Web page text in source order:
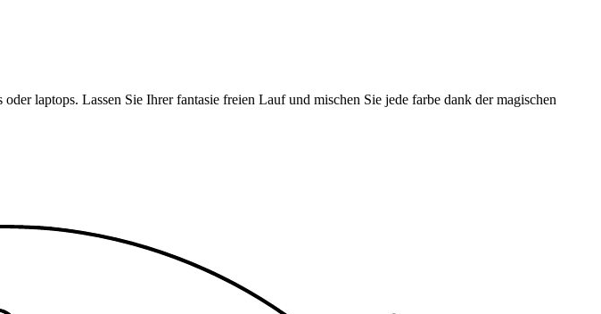
laptops. Lassen Sie Ihrer fantasie freien Lauf und mischen Sie jede farbe dank der magischen